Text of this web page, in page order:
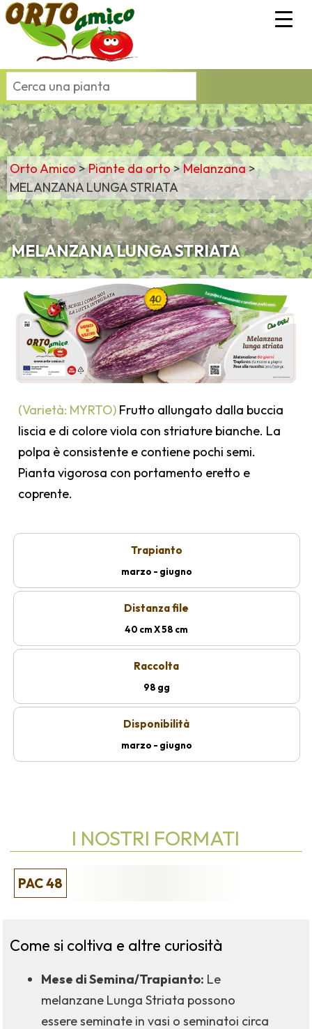
Orto Amico>Piante da orto>Melanzana>
MELANZANA LUNGA STRIATA
MELANZANA LUNGA STRIATA
(Varietà: MYRTO) Frutto allungato dalla buccia
liscia e di colore viola con striature bianche. La
polpa è consistente e contiene pochi semi.
Pianta vigorosa con portamento eretto e
coprente.
Trapianto
marzo - giugno
Distanza file
40 cm X 58 cm
Raccolta
98 gg
Disponibilità
marzo - giugno
I NOSTRI FORMATI
PAC 48
Come si coltiva e altre curiosità
Mese di Semina/Trapianto: Le
melanzane Lunga Striata possono
essere seminate in vasi o seminatoi circa